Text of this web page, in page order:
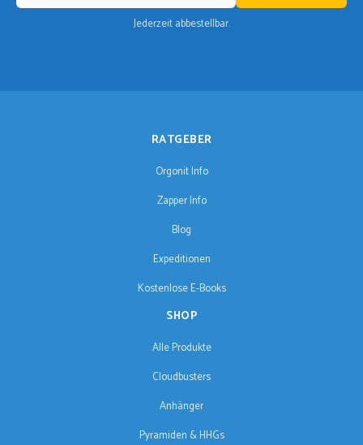
Jederzeit abbestellbar.
RATGEBER
Orgonit Info
Zapper Info
Blog
Expeditionen
Kostenlose E-Books
SHOP
Alle Produkte
Cloudbusters
Anhänger
Pyramiden & HHGs